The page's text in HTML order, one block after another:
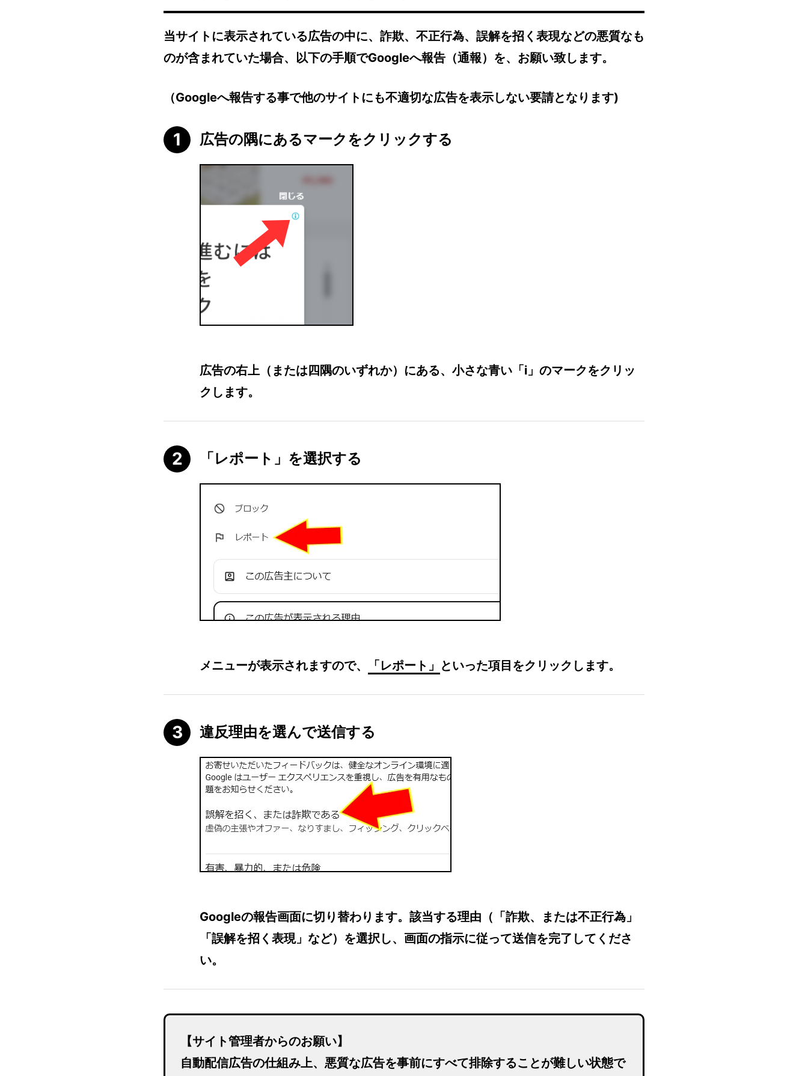
当サイトに表示されている広告の中に、詐欺、不正行為、誤解を招く表現などの悪質なも
のが含まれていた場合、以下の手順でGoogleへ報告（通報）を、お願い致します。
（Googleへ報告する事で他のサイトにも不適切な広告を表示しない要請となります)
広告の隅にあるマークをクリックする
広告の右上（または四隅のいずれか）にある、小さな青い「i」のマークをクリッ
クします。
「レポート」を選択する
メニューが表示されますので、 「レポート」 といった項目をクリックします。
違反理由を選んで送信する
Googleの報告画面に切り替わります。該当する理由（「詐欺、または不正行為」
「誤解を招く表現」など）を選択し、画面の指示に従って送信を完了してくださ
い。
【サイト管理者からのお願い】
自動配信広告の仕組み上、悪質な広告を事前にすべて排除することが難しい状態で